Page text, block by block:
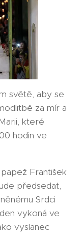
světě, aby se
za mír a
které
hodin ve
František
předsedat,
Srdci
vykoná ve
vyslanec